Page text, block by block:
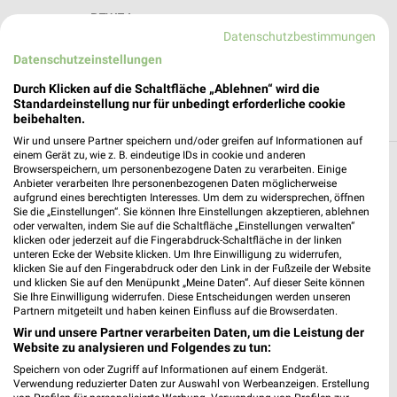
REWE Laatzen
A.-Schweitzer-Str.10-12/ Marktplatz
30880 Laatzen
Heute 07:00 - 22:00 Uhr | Geöffnet
244,83 km • Angebote: 1 Prospekt
Supermärkte Angebote und Prospekte für
Sarstedt
15 Prospekte
GALERIA Markthalle Kaufland
Datenschutzbestimmungen
Datenschutzeinstellungen
Durch Klicken auf die Schaltfläche „Ablehnen“ wird die
Standardeinstellung nur für unbedingt erforderliche cookie
beibehalten.
Wir und unsere Partner speichern und/oder greifen auf Informationen auf
einem Gerät zu, wie z. B. eindeutige IDs in cookie und anderen
Browserspeichern, um personenbezogene Daten zu verarbeiten. Einige
Anbieter verarbeiten Ihre personenbezogenen Daten möglicherweise
aufgrund eines berechtigten Interesses. Um dem zu widersprechen, öffnen
Sie die „Einstellungen“. Sie können Ihre Einstellungen akzeptieren, ablehnen
oder verwalten, indem Sie auf die Schaltfläche „Einstellungen verwalten“
klicken oder jederzeit auf die Fingerabdruck-Schaltfläche in der linken
unteren Ecke der Website klicken. Um Ihre Einwilligung zu widerrufen,
klicken Sie auf den Fingerabdruck oder den Link in der Fußzeile der Website
und klicken Sie auf den Menüpunkt „Meine Daten“. Auf dieser Seite können
Sie Ihre Einwilligung widerrufen. Diese Entscheidungen werden unseren
Partnern mitgeteilt und haben keinen Einfluss auf die Browserdaten.
Wir und unsere Partner verarbeiten Daten, um die Leistung der
Website zu analysieren und Folgendes zu tun:
Speichern von oder Zugriff auf Informationen auf einem Endgerät.
Verwendung reduzierter Daten zur Auswahl von Werbeanzeigen. Erstellung